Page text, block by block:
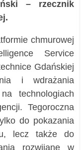
– rzecznik
chmurowej
Service
Gdańskiej
i wdrażania
technologiach
Tegoroczna
do pokazania
lecz także do
rozwijane w